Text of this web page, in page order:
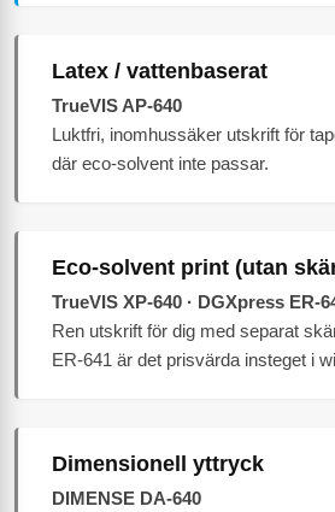
Latex / vattenbaserat
TrueVIS AP-640
Luktfri, inomhussäker utskrift för
där eco-solvent inte passar.
Eco-solvent print (utan
TrueVIS XP-640 · DGXpress ER-
Ren utskrift för dig med separat
ER-641 är det prisvärda insteget i
Dimensionell yttryck
DIMENSE DA-640